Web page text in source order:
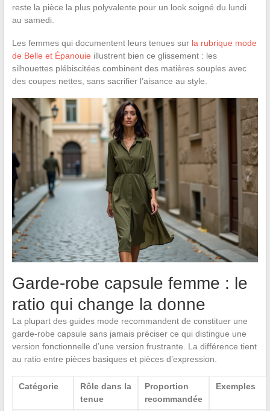
reste la pièce la plus polyvalente pour un look soigné du lundi
au samedi.
Les femmes qui documentent leurs tenues sur la rubrique mode
de Belle et Épanouie illustrent bien ce glissement : les
silhouettes plébiscitées combinent des matières souples avec
des coupes nettes, sans sacrifier l’aisance au style.
Garde-robe capsule femme : le
ratio qui change la donne
La plupart des guides mode recommandent de constituer une
garde-robe capsule sans jamais préciser ce qui distingue une
version fonctionnelle d’une version frustrante. La différence tient
au ratio entre pièces basiques et pièces d’expression.
Catégorie
Rôle dans la
tenue
Proportion
recommandée
Exemples